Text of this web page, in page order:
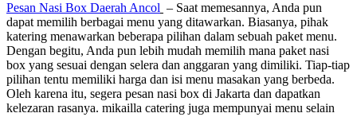
Pesan Nasi Box Daerah Ancol – Saat memesannya, Anda pun
dapat memilih berbagai menu yang ditawarkan. Biasanya, pihak
katering menawarkan beberapa pilihan dalam sebuah paket menu.
Dengan begitu, Anda pun lebih mudah memilih mana paket nasi
box yang sesuai dengan selera dan anggaran yang dimiliki. Tiap-tiap
pilihan tentu memiliki harga dan isi menu masakan yang berbeda.
Oleh karena itu, segera pesan nasi box di Jakarta dan dapatkan
kelezaran rasanya. mikailla catering juga mempunyai menu selain